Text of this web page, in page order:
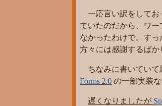
一応言い訳をして
ていたのだから、ワ
なかったわけで。す
方々には感謝するばか
ちなみに書いてい
Forms 2.0 の一部実装
遅くなりましたが